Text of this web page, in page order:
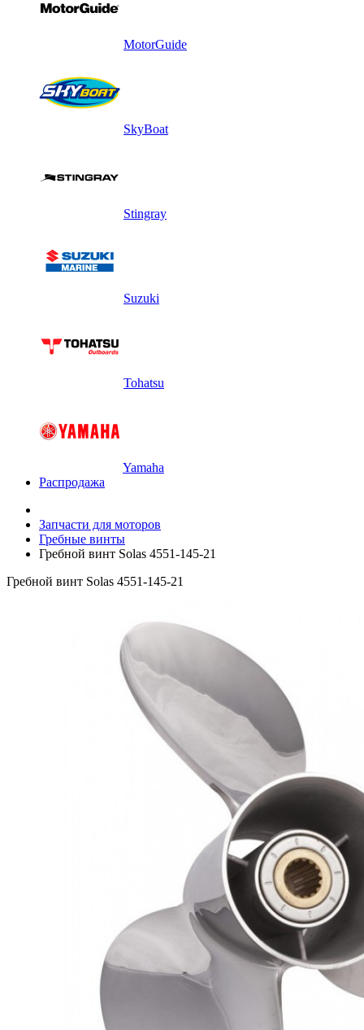
MotorGuide
SkyBoat
Stingray
Suzuki
Tohatsu
Yamaha
Распродажа
Запчасти для моторов
Гребные винты
Гребной винт Solas 4551-145-21
Гребной винт Solas 4551-145-21